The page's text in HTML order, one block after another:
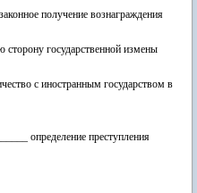
получение вознаграждения
государственной измены
с иностранным государством в
определение преступления